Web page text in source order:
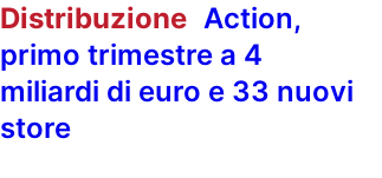
Distribuzione Action,
primo trimestre a 4
miliardi di euro e 33 nuovi
store